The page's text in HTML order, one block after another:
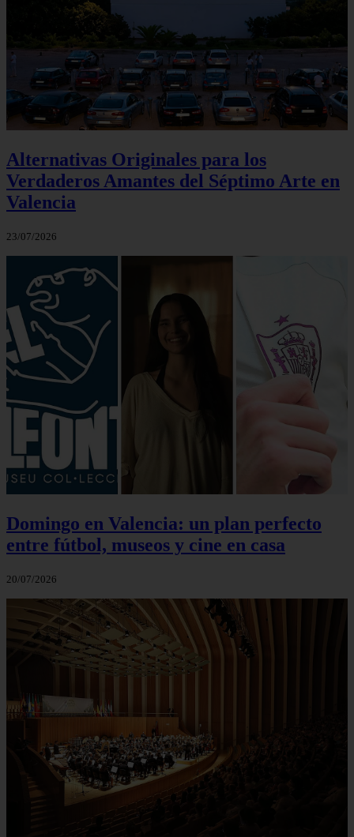
Alternativas Originales para los
Verdaderos Amantes del Séptimo Arte en
Valencia
23/07/2026
Domingo en Valencia: un plan perfecto
entre fútbol, museos y cine en casa
20/07/2026